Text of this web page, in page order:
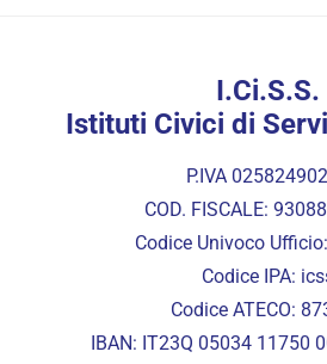
I.Ci.S.S.
Istituti Civici di
P.IVA
COD. FISCALE:
Codice Univoco
Codice IPA:
Codice ATECO:
IBAN: IT23Q 05034 11750